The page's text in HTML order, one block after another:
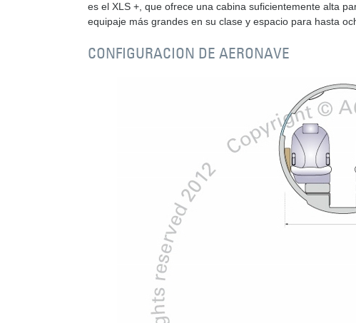
es el XLS +, que ofrece una cabina suficientemente alta
equipaje más grandes en su clase y espacio para hasta
CONFIGURACION DE AERONAVE